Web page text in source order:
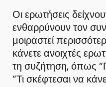
Οι ερωτήσεις
ενθαρρύνουν τον
μοιραστεί
κάνετε ανοιχτές
τη συζήτηση, όπως
“Τι σκέφτεσαι να